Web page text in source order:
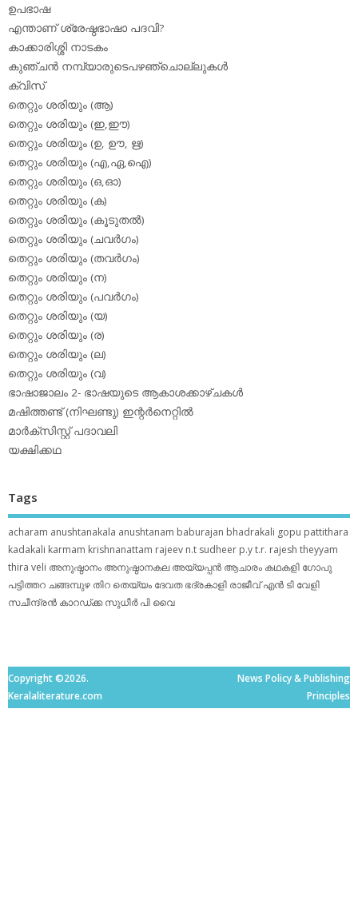
ഉപഭാഷ
എന്താണ് ശ്രേഷ്ഠഭാഷാ പദവി?
കാക്കാരിശ്ശി നാടകം
കുഞ്ചന്‍ നമ്പ്യാരുടെപഴഞ്ചൊല്ലുകള്‍
ക്വിസ്
തെറ്റും ശരിയും (ആ)
തെറ്റും ശരിയും (ഇ,ഈ)
തെറ്റും ശരിയും (ഉ, ഊ, ഋ)
തെറ്റും ശരിയും (എ,ഏ,ഐ)
തെറ്റും ശരിയും (ഒ,ഓ)
തെറ്റും ശരിയും (ക)
തെറ്റും ശരിയും (കൂടുതല്‍)
തെറ്റും ശരിയും (ചവര്‍ഗം)
തെറ്റും ശരിയും (തവര്‍ഗം)
തെറ്റും ശരിയും (ന)
തെറ്റും ശരിയും (പവര്‍ഗം)
തെറ്റും ശരിയും (യ)
തെറ്റും ശരിയും (ര)
തെറ്റും ശരിയും (ല)
തെറ്റും ശരിയും (വ)
ഭാഷാജാലം 2- ഭാഷയുടെ ആകാശക്കാഴ്ചകള്‍
മഷിത്തണ്ട് (നിഘണ്ടു) ഇന്റര്‍നെറ്റില്‍
മാര്‍ക്‌സിസ്റ്റ് പദാവലി
യക്ഷിക്കഥ
Tags
acharam anushtanakala anushtanam baburajan bhadrakali gopu pattithara
kadakali karmam krishnanattam rajeev n.t sudheer p.yt.r. rajesh theyyam
thira veli അനുഷ്ഠാനം അനുഷ്ഠാനകല അയ്യപ്പന്‍ ആചാരം കഥകളി ഗോപു
പട്ടിത്തറ ചങ്ങമ്പുഴ തിറ തെയ്യം ദേവത ഭദ്രകാളി രാജീവ് എൻ ടി വേളി
സചീന്ദ്രന്‍ കാറഡ്ക്ക സുധീര്‍ പി വൈ
Copyright ©2026.
Keralaliterature.com
News Policy & Publishing
Principles